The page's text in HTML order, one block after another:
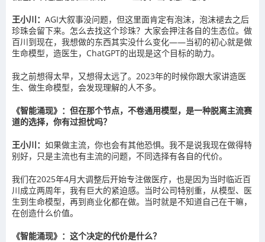
王小川： AGI大叙事没问题，但这里面肯定有泡沫，泡沫褪去之后
珍珠会留下来。怎么去找这个珍珠？大家会押注各自的生态位。做
百川到现在，我想做的东西其实没什么变化——当初的初心就是做
生命模型，造医生，ChatGPT的出现是这个目标的助力。
我之前想得太早，又想得太远了。2023年的时候你跟大家讲造医
生、做生命模型，会发现理解的人不多。
《智能涌现》：但在那个节点，不卷通用模型，是一种脱离主流赛
道的选择，你有过担忧吗？
王小川： 如果做主流，你也会有其他恐惧。我不是说我现在做得特
别好，只是主流也有主流的问题，不同选择有各自的代价。
我们在2025年4月大调整后开始专注做医疗，也是因为当时临近百
川成立两周年，我有巨大的紧迫感。当时公司特别重，从模型、医
生到生命模型，再到商业化都在做。当时就是不知道自己在干嘛，
在创造什么价值。
《智能涌现》：这个决定的代价是什么？